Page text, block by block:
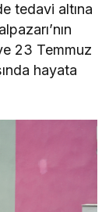
tedavi altına
23 Temmuz
hayata